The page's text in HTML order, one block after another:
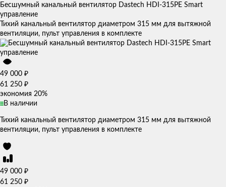
Бесшумный канальный вентилятор Dastech HDI-315PE Smart
управление
Тихий канальный вентилятор диаметром 315 мм для вытяжной
вентиляции, пульт управления в комплекте
49 000 ₽
61 250 ₽
экономия 20%
В наличии
Тихий канальный вентилятор диаметром 315 мм для вытяжной
вентиляции, пульт управления в комплекте
49 000 ₽
61 250 ₽